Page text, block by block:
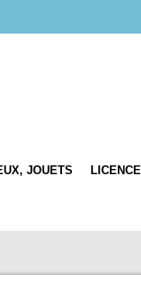
JOUETS LICENCE